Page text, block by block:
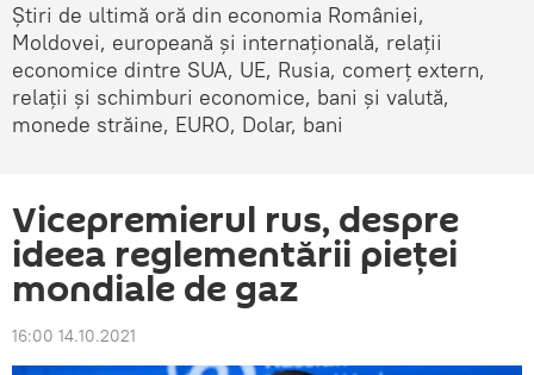
Știri de ultimă oră din economia României,
Moldovei, europeană și internațională, relații
economice dintre SUA, UE, Rusia, comerț extern,
relații și schimburi economice, bani și valută,
monede străine, EURO, Dolar, bani
Vicepremierul rus, despre
ideea reglementării pieței
mondiale de gaz
16:00 14.10.2021